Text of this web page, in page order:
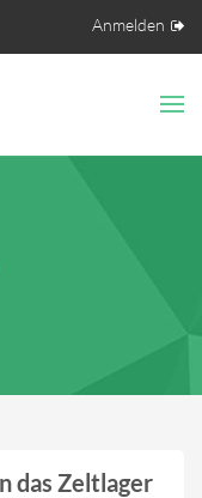
Anmelden
das Zeltlager